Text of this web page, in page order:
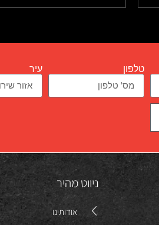
טלפון עיר
ניווט מהיר
אודותינו